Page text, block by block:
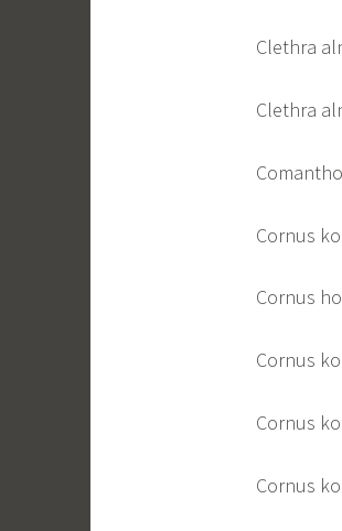
Clethra
Clethra
Cornus
Cornus
Cornus
Cornus
Cornus